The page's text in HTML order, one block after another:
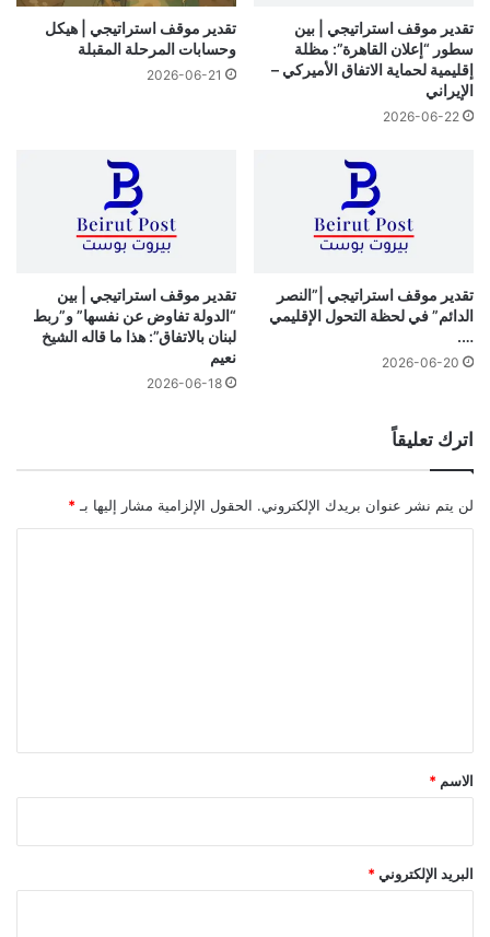
تقدير موقف استراتيجي | بين
سطور “إعلان القاهرة”: مظلة
إقليمية لحماية الاتفاق الأميركي –
الإيراني
2026-06-22
تقدير موقف استراتيجي | هيكل
وحسابات المرحلة المقبلة
2026-06-21
تقدير موقف استراتيجي |”النصر
الدائم” في لحظة التحول الإقليمي
….
2026-06-20
تقدير موقف استراتيجي | بين
“الدولة تفاوض عن نفسها” و”ربط
لبنان بالاتفاق”: هذا ما قاله الشيخ
نعيم
2026-06-18
اترك تعليقاً
لن يتم نشر عنوان بريدك الإلكتروني. الحقول الإلزامية مشار إليها بـ *
*
الاسم *
البريد الإلكتروني*